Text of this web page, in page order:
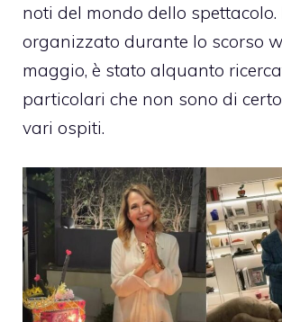
noti del mondo dello spettacolo.
organizzato durante lo scorso
maggio, è stato alquanto
particolari che non sono di
vari ospiti.